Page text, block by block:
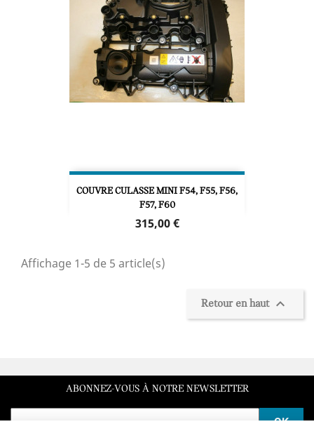
COUVRE CULASSE MINI F54, F55, F56,
F57, F60
Prix
315,00 €
Affichage 1-5 de 5 article(s)
Retour en haut 
ABONNEZ-VOUS À NOTRE NEWSLETTER